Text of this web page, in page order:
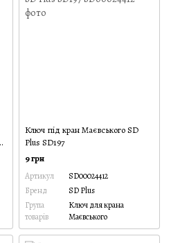
Ключ під кран Маєвського SD
Plus SD197
9 грн
Артикул
SD00024412
Бренд
SD Plus
Група
товарів
Ключ для крана
Маєвського